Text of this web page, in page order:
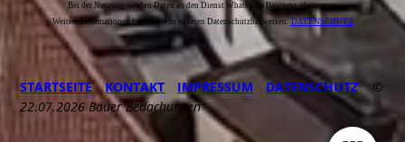
Bei der Nutzung werden Daten an den Dienst WhatsApp Business übertragen.
Weitere Informationen finden Sie in unseren Datenschutzhinweisen:DATEN­SCHUTZ
STARTSEITE KONTAKT IMPRESSUM DATENSCHUTZ
©
22.07.2026 Bauer Bedachungen